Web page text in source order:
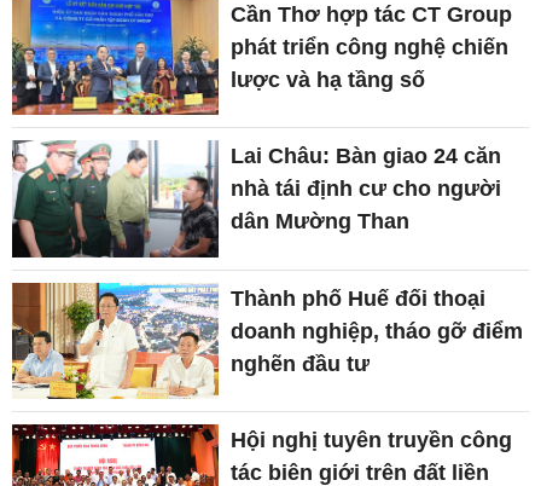
Cần Thơ hợp tác CT Group
phát triển công nghệ chiến
lược và hạ tầng số
Lai Châu: Bàn giao 24 căn
nhà tái định cư cho người
dân Mường Than
Thành phố Huế đối thoại
doanh nghiệp, tháo gỡ điểm
nghẽn đầu tư
Hội nghị tuyên truyền công
tác biên giới trên đất liền